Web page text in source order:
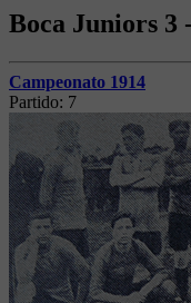
Boca Juniors 3
Campeonato 1914
Partido: 7